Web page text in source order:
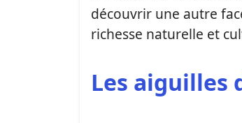
découvrir une autre
richesse naturelle et
Les aiguilles